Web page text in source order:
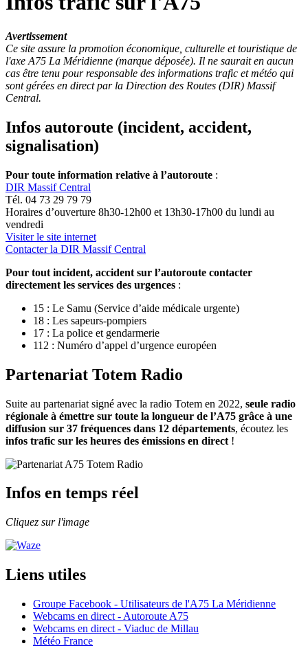
Avertissement
Ce site assure la promotion économique, culturelle et touristique de
l'axe A75 La Méridienne (marque déposée). Il ne saurait en aucun
cas être tenu pour responsable des informations trafic et météo qui
sont gérées en direct par la Direction des Routes (DIR) Massif
Central.
Infos autoroute (incident, accident,
signalisation)
Pour toute information relative à l’autoroute :
DIR Massif Central
Tél. 04 73 29 79 79
Horaires d’ouverture 8h30-12h00 et 13h30-17h00 du lundi au
vendredi
Visiter le site internet
Contacter la DIR Massif Central
Pour tout incident, accident sur l’autoroute contacter
directement les services des urgences :
15 : Le Samu (Service d’aide médicale urgente)
18 : Les sapeurs-pompiers
17 : La police et gendarmerie
112 : Numéro d’appel d’urgence européen
Partenariat Totem Radio
Suite au partenariat signé avec la radio Totem en 2022, seule radio
régionale à émettre sur toute la longueur de l’A75 grâce à une
diffusion sur 37 fréquences dans 12 départements, écoutez les
infos trafic sur les heures des émissions en direct !
Infos en temps réel
Cliquez sur l'image
Liens utiles
Groupe Facebook - Utilisateurs de l'A75 La Méridienne
Webcams en direct - Autoroute A75
Webcams en direct - Viaduc de Millau
Météo France